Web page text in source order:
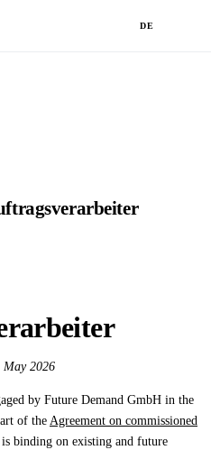
DE
May 2026
by Future Demand GmbH in the
of the Agreement on commissioned
binding on existing and future